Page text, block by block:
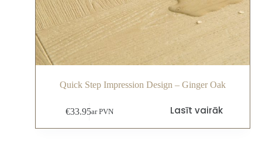
Quick Step Impression Design – Ginger Oak
€33.95ar PVN Lasīt vairāk